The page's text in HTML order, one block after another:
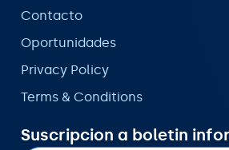
Contacto
Oportunidades
Privacy Policy
Terms & Conditions
Suscripcion a boletin